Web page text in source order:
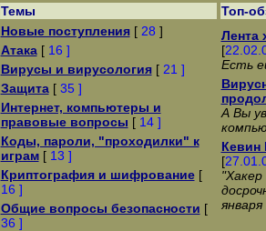
Темы
Топ-
Новые поступления[ 28 ]
Атака[ 16 ]
Вирусы и вирусология[ 21 ]
Защита[ 35 ]
Интернет, компьютеры и
правовые вопросы [ 14 ]
Коды, пароли, "проходилки" к
играм[ 13 ]
Криптография и шифрование[
16 ]
Общие вопросы безопасности [
36 ]
Лента
[
Есть
А Вы
Кевин
[
"Хакер